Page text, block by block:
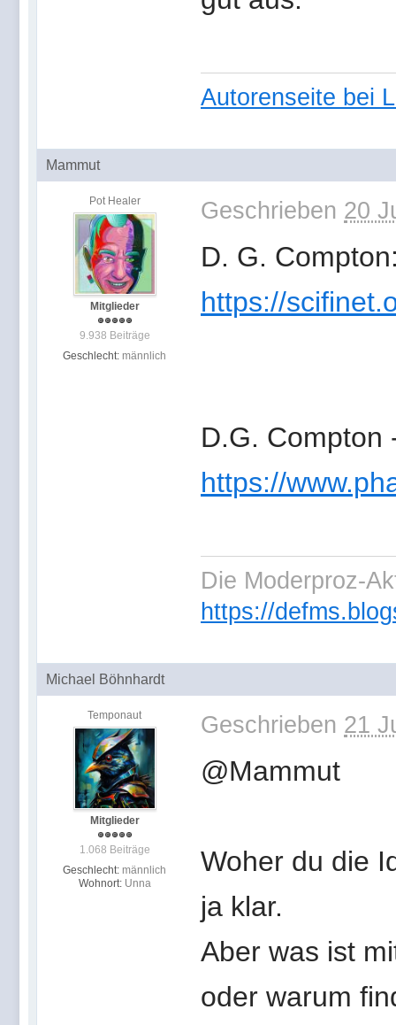
Autorenseite bei
Mammut
Pot Healer
Mitglieder
9.938 Beiträge
Geschlecht: männlich
Geschrieben 20
D. G.
https://
D.G. Compton
https://
Die Moderproz-
https://
Michael Böhnhardt
Temponaut
Mitglieder
1.068 Beiträge
Geschlecht: männlich
Wohnort: Unna
Geschrieben 21
@Mammut
Woher du die
ja klar.
Aber was ist
oder warum